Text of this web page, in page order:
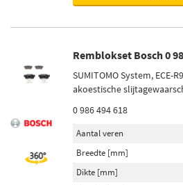
Remblokset Bosch 0
SUMITOMO System, ECE-
akoestische
0 986 494 618
Aantal veren
Breedte [mm]
Dikte [mm]